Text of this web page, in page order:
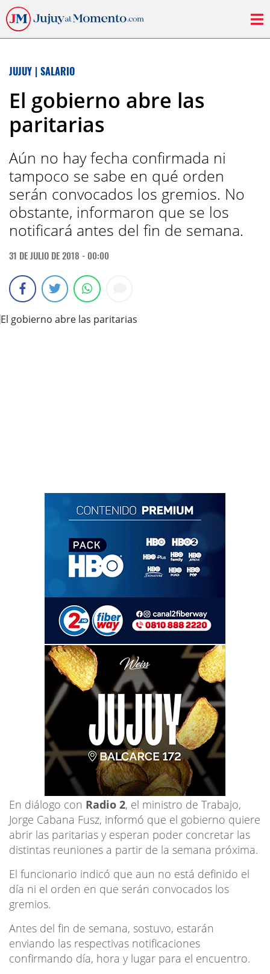
JUJUY | SALARIO
El gobierno abre las
paritarias
Aún no hay fecha confirmada ni
tampoco se sabe en qué orden
serán convocados los gremios. No
obstante, informaron que se los
notificará antes del fin de semana.
31 DE JULIO DE 2018 - 00:00
En diálogo con Radio 2, el ministro de Trabajo,
Jorge Cabana Fusz, informó que el gobierno quiere
abrir las paritarias y esperan poder concretar las
distintas reuniones a partir de la semana próxima.
El funcionario indicó que aun no está definido el
día ni el orden en que serán convocados los
gremios.
Antes del fin de semana, sostuvo, estarán
enviando las respectivas notificaciones
confirmando día, hora y lugar para el encuentro.